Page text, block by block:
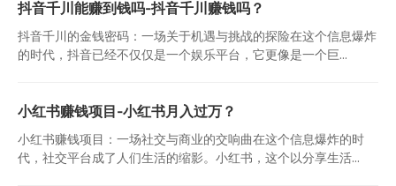
抖音千川能赚到钱吗-抖音千川赚钱吗？
抖音千川的金钱密码：一场关于机遇与挑战的探险在这个信息爆炸
的时代，抖音已经不仅仅是一个娱乐平台，它更像是一个巨...
小红书赚钱项目-小红书月入过万？
小红书赚钱项目：一场社交与商业的交响曲在这个信息爆炸的时
代，社交平台成了人们生活的缩影。小红书，这个以分享生活...